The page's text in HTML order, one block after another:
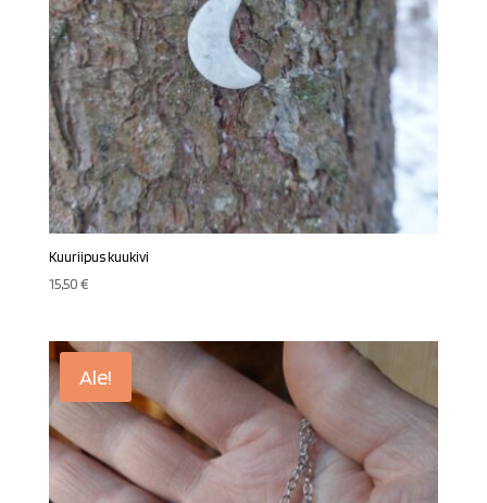
Kuuriipus kuukivi
15,50€
Ale!